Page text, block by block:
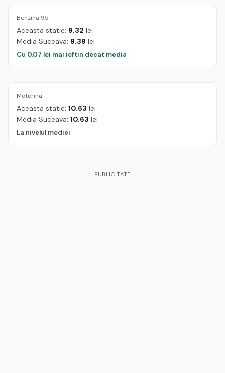
Benzina 95
Aceasta statie: 9.32 lei
Media Suceava: 9.39 lei
Cu 0.07 lei mai ieftin decat media
Motorina
Aceasta statie: 10.63 lei
Media Suceava: 10.63 lei
La nivelul mediei
PUBLICITATE